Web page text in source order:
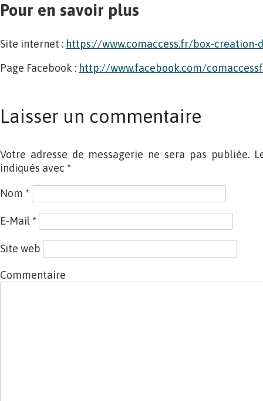
Pour en savoir plus
Site internet : https://www.comaccess.fr/box-creation-
Page Facebook : http://www.facebook.com/
Laisser un commentaire
Votre adresse de messagerie ne sera pas publiée.
indiqués avec *
Nom *
E-Mail *
Site web
Commentaire